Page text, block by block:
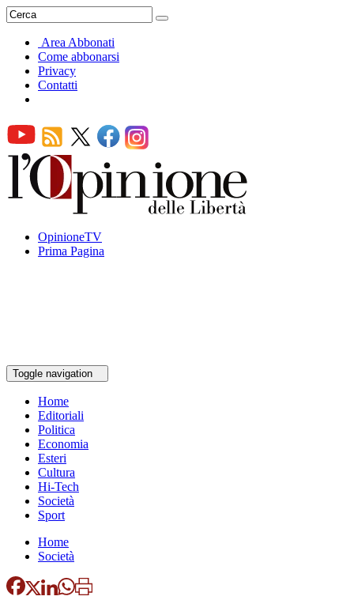
Area Abbonati
Come abbonarsi
Privacy
Contatti
OpinioneTV
Prima Pagina
Toggle navigation
Home
Editoriali
Politica
Economia
Esteri
Cultura
Hi-Tech
Società
Sport
Home
Società